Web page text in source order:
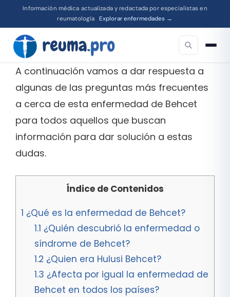
Información médica actualizada y redactada por especialistas en
reumatología Explorar enfermedades →
A continuación vamos a dar respuesta a
algunas de las preguntas más frecuentes
a cerca de esta enfermedad de Behcet
para todos aquellos que buscan
información para dar solución a estas
dudas.
Índice de Contenidos
1 ¿Qué es la enfermedad de Behcet?
1.1 ¿Quién descubrió la enfermedad o
síndrome de Behcet?
1.2 ¿Quien era Hulusi Behcet?
1.3 ¿Afecta por igual la enfermedad de
Behcet en todos los países?